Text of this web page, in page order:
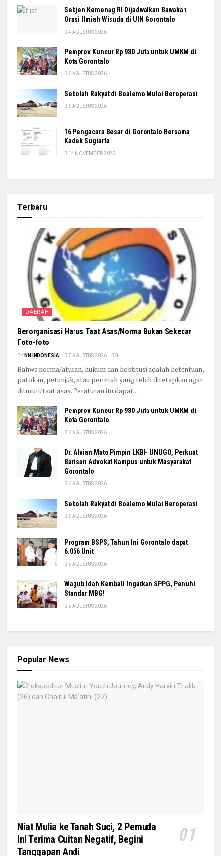
Sekjen Kemenag RI Dijadwalkan Bawakan
Orasi Ilmiah Wisuda di UIN Gorontalo
4 AGUSTUS 2026
Pemprov Kuncur Rp 980 Juta untuk UMKM di
Kota Gorontalo
6 AGUSTUS 2026
Sekolah Rakyat di Boalemo Mulai Beroperasi
6 AGUSTUS 2026
16 Pengacara Besar di Gorontalo Bersama
Kadek Sugiarta
14 NOVEMBER 2025
Terbaru
DAERAH
Berorganisasi Harus Taat Asas/Norma Bukan Sekedar
Foto-foto
BY NN INDONESIA 7 AGUSTUS 2026 0
Bahwa norma/aturan, hukum dan kostitusi adalah ketentuan,
patokan, petunjuk, atau perintah yang telah ditetapkan agar
dituruti/taat asas. Peraturan itu dapat...
Pemprov Kuncur Rp 980 Juta untuk UMKM di
Kota Gorontalo
6 AGUSTUS 2026
Dr. Alvian Mato Pimpin LKBH UNUGO, Perkuat
Barisan Advokat Kampus untuk Masyarakat
Gorontalo
6 AGUSTUS 2026
Sekolah Rakyat di Boalemo Mulai Beroperasi
6 AGUSTUS 2026
Program BSPS, Tahun Ini Gorontalo dapat
6.066 Unit
5 AGUSTUS 2026
Wagub Idah Kembali Ingatkan SPPG, Penuhi
Standar MBG!
5 AGUSTUS 2026
Popular News
Niat Mulia ke Tanah Suci, 2 Pemuda
Ini Terima Cuitan Negatif, Begini
Tanggapan Andi